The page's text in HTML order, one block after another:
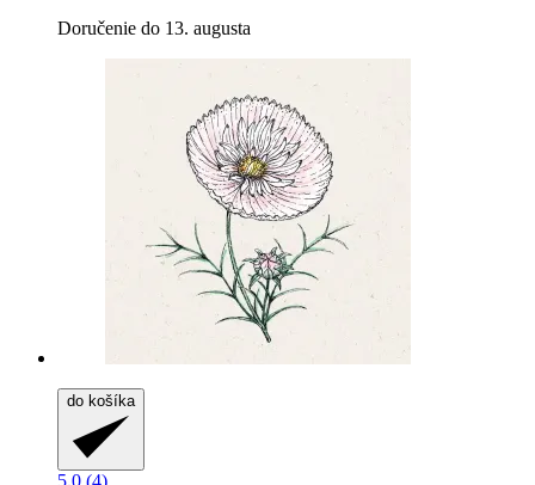
Doručenie do 13. augusta
do košíka
5.0 (4)